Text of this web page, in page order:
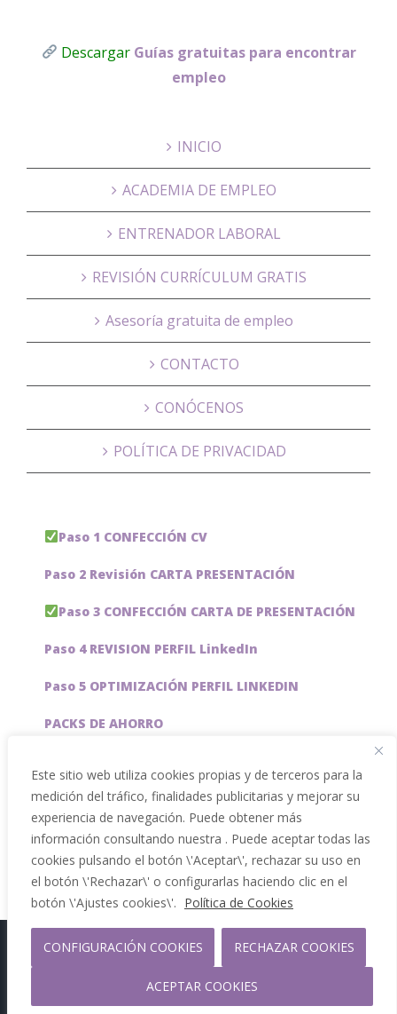
Este sitio web utiliza cookies propias y de terceros para la
medición del tráfico, finalidades publicitarias y mejorar su
experiencia de navegación. Puede obtener más
información consultando nuestra . Puede aceptar todas las
cookies pulsando el botón \'Aceptar\', rechazar su uso en
el botón \'Rechazar\' o configurarlas haciendo clic en el
botón \'Ajustes cookies\'. Política de Cookies
CONFIGURACIÓN COOKIES RECHAZAR COOKIES
ACEPTAR COOKIES
Descargar Guías gratuitas para encontrar
empleo
INICIO
ACADEMIA DE EMPLEO
ENTRENADOR LABORAL
REVISIÓN CURRÍCULUM GRATIS
Asesoría gratuita de empleo
CONTACTO
CONÓCENOS
POLÍTICA DE PRIVACIDAD
Paso 1 CONFECCIÓN CV
Paso 2 Revisión CARTA PRESENTACIÓN
Paso 3 CONFECCIÓN CARTA DE PRESENTACIÓN
Paso 4 REVISION PERFIL LinkedIn
Paso 5 OPTIMIZACIÓN PERFIL LINKEDIN
PACKS DE AHORRO
Servicios especiales
Copyright 2012 - 2026 |
Facebook
Phone